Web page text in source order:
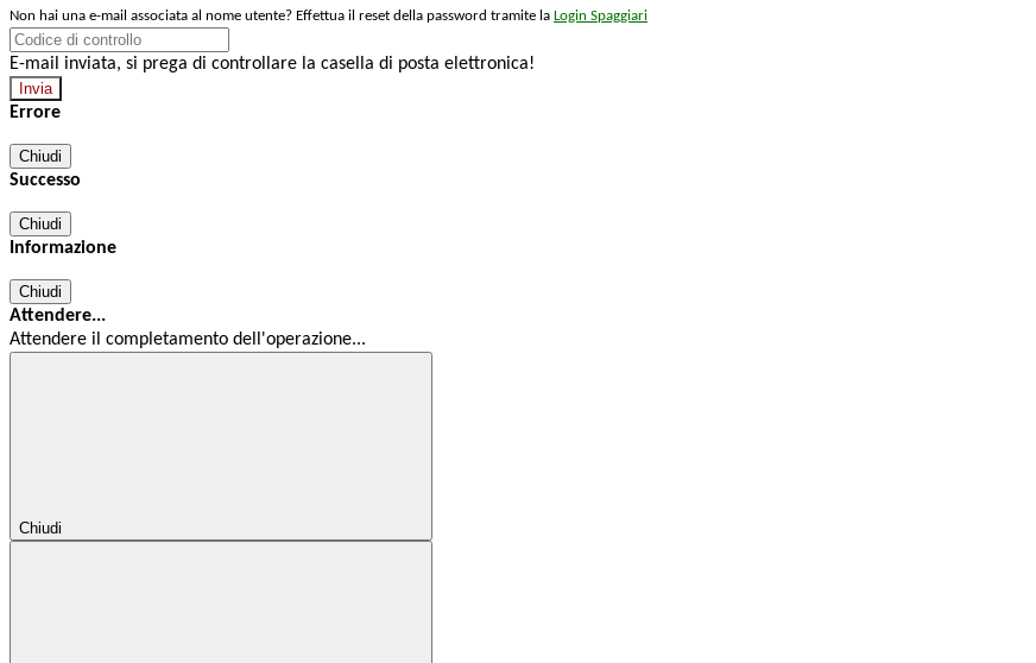
Non hai una e-mail associata al nome utente? Effettua il reset della password tramite la Login Spaggiari
E-mail inviata, si prega di controllare la casella di posta elettronica!
Errore
Chiudi
Successo
Chiudi
Informazione
Chiudi
Attendere...
Attendere il completamento dell'operazione...
Chiudi